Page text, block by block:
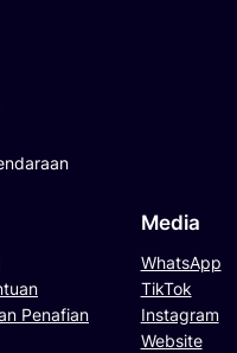
Penafian
Media
WhatsApp
TikTok
Instagram
Website